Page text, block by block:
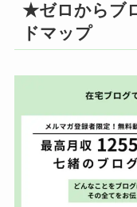
★ゼロからブ
ドマップ